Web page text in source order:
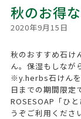
秋のお得
2020年9月15日
秋のおすすめ石け
ん。保湿もしなが
※y.herbs石けんを
日までの期間限定
ROSESOAP「ひ
うぞご利用くださ